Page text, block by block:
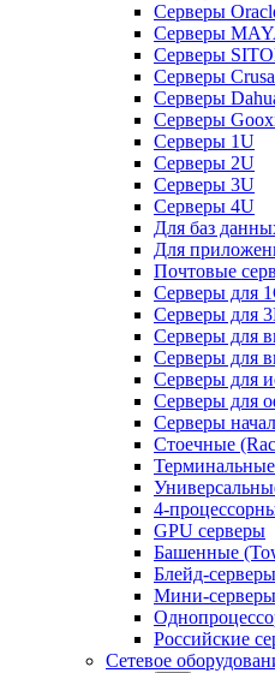
Серверы
Серверы
Серверы
Серверы
Серверы
Серверы
Серверы 1U
Серверы 2U
Серверы 3U
Серверы 4U
Для баз
Для
Почтовые
Серверы для
Серверы для
Серверы для
Серверы для
Серверы для
Серверы для
Серверы
Стоечные
4-
GPU серверы
Башенные
Блейд-серверы
Мини-серверы
Российские
Сетевое